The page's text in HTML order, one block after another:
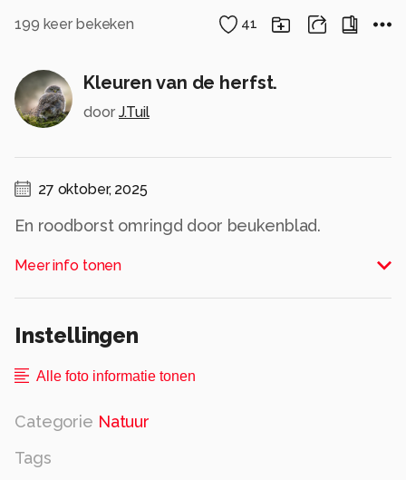
199 keer bekeken 41
Kleuren van de herfst.
door J.Tuil
27 oktober, 2025
En roodborst omringd door beukenblad.
Alle rechten voorbehouden
Meer info tonen
Instellingen
Alle foto informatie tonen
Categorie Natuur
Tags